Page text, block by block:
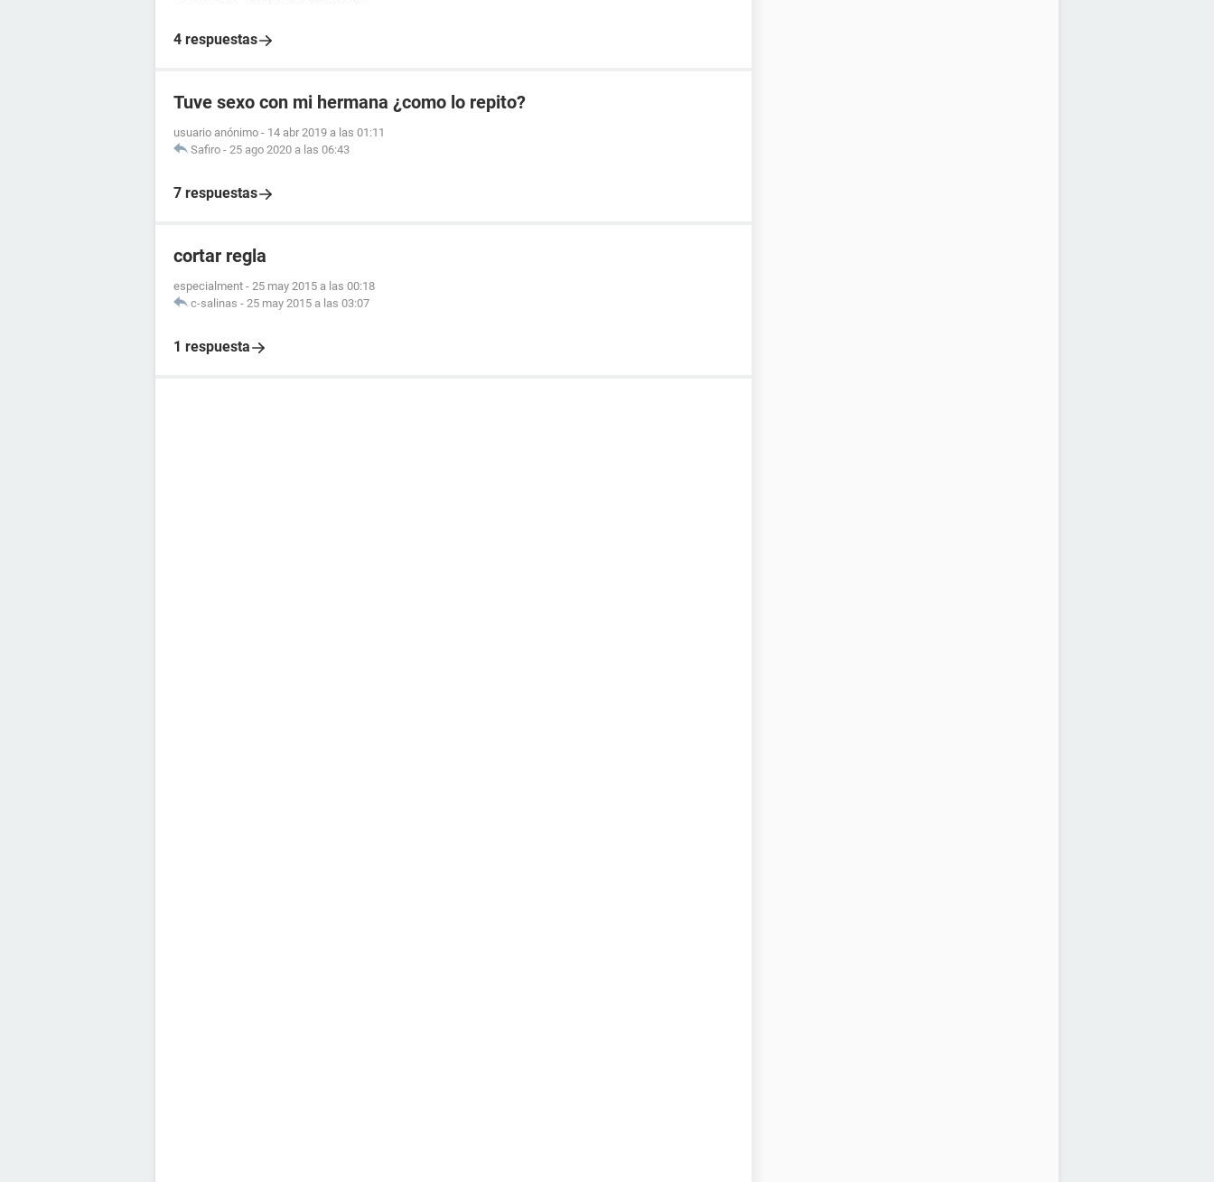
4 respuestas
Tuve sexo con mi hermana ¿como lo repito?
usuario anónimo - 14 abr 2019 a las 01:11
Safiro - 25 ago 2020 a las 06:43
7 respuestas
cortar regla
especialment - 25 may 2015 a las 00:18
c-salinas - 25 may 2015 a las 03:07
1 respuesta